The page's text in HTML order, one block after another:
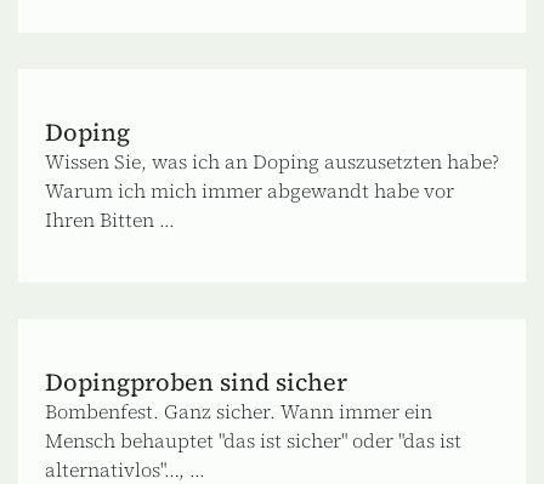
Doping
Wissen Sie, was ich an Doping auszusetzten habe?
Warum ich mich immer abgewandt habe vor
Ihren Bitten ...
Dopingproben sind sicher
Bombenfest. Ganz sicher. Wann immer ein
Mensch behauptet "das ist sicher" oder "das ist
alternativlos"…, ...